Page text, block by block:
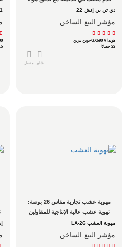
2300
6.5
دقيق وتحكم اتجاهي بزاوية 360 درجة
دي تي بي إتش 22
مؤشر البيع الساخن
هوندا GX690 V-توين بنزين
22 حصانًا
مفصل شاور
المحترفين
مهوية العشب LA-26
مؤشر البيع الساخن